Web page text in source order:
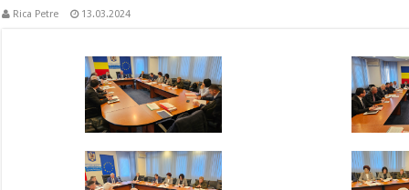
Rica Petre 13.03.2024